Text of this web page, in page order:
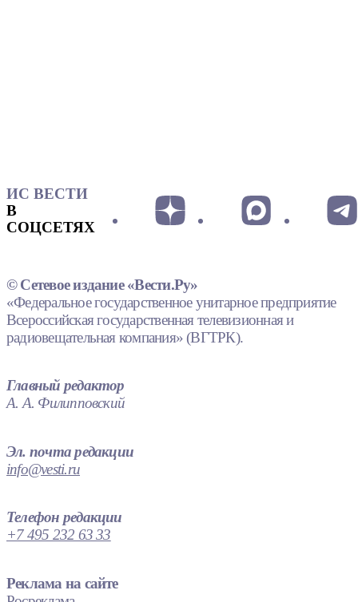
ИС ВЕСТИ
В
СОЦСЕТЯХ
© Сетевое издание «Вести.Ру»
«Федеральное государственное унитарное предприятие
Всероссийская государственная телевизионная и
радиовещательная компания» (ВГТРК).
Главный редактор
А. А. Филипповский
Эл. почта редакции
info@vesti.ru
Телефон редакции
+7 495 232 63 33
Реклама на сайте